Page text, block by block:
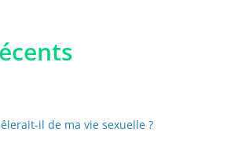
il de ma vie sexuelle ?